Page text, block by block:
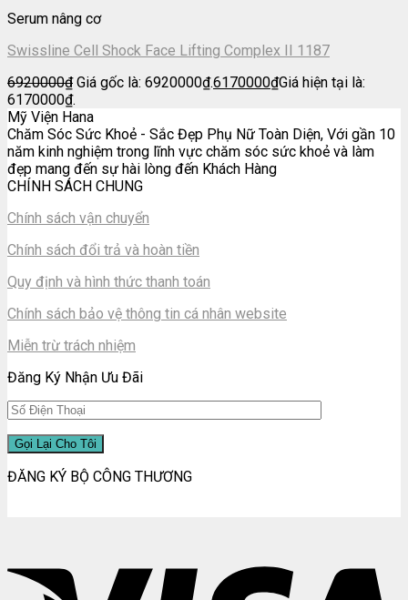
Serum nâng cơ
Swissline Cell Shock Face Lifting Complex II 1187
6920000₫ Giá gốc là: 6920000₫.6170000₫Giá hiện tại là:
6170000₫.
Mỹ Viện Hana
Chăm Sóc Sức Khoẻ - Sắc Đẹp Phụ Nữ Toàn Diện, Với gần 10
năm kinh nghiệm trong lĩnh vực chăm sóc sức khoẻ và làm
đẹp mang đến sự hài lòng đến Khách Hàng
CHÍNH SÁCH CHUNG
Chính sách vận chuyển
Chính sách đổi trả và hoàn tiền
Quy định và hình thức thanh toán
Chính sách bảo vệ thông tin cá nhân website
Miễn trừ trách nhiệm
Đăng Ký Nhận Ưu Đãi
ĐĂNG KÝ BỘ CÔNG THƯƠNG